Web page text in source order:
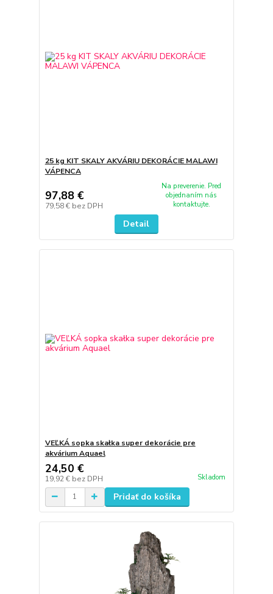
25 kg KIT SKALY AKVÁRIU DEKORÁCIE MALAWI
VÁPENCA
97,88 €
79,58 € bez DPH
Na preverenie. Pred
objednaním nás
kontaktujte.
Detail
VEĽKÁ sopka skałka super dekorácie pre
akvárium Aquael
24,50 €
19,92 € bez DPH Skladom
Pridať do košíka